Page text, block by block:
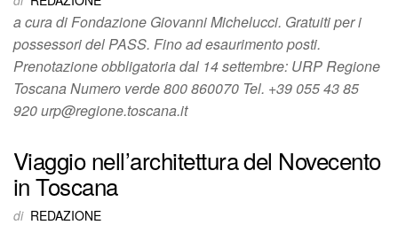
a cura di Fondazione Giovanni Michelucci. Gratuiti per i
possessori del PASS. Fino ad esaurimento posti.
Prenotazione obbligatoria dal 14 settembre: URP Regione
Toscana Numero verde 800 860070 Tel. +39 055 43 85
920 urp@regione.toscana.it
Viaggio nell’architettura del Novecento
in Toscana
di REDAZIONE